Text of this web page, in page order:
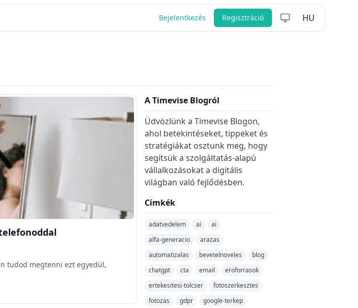
Bejelentkezés Regisztráció HU
tudod megtenni ezt egyedül,
A Timevise Blogról
Üdvözlünk a Timevise Blogon,
ahol betekintéseket, tippeket és
stratégiákat osztunk meg, hogy
segítsük a szolgáltatás-alapú
vállalkozásokat a digitális
világban való fejlődésben.
Címkék
adatvedelem ai
ai
alfa-generacio
arazas
automatizalas
bevetelnoveles
blog
chatgpt
cta email
eroforrasok
ertekesitesi-tolcser
fotoszerkesztes
fotozas
gdpr
google-terkep